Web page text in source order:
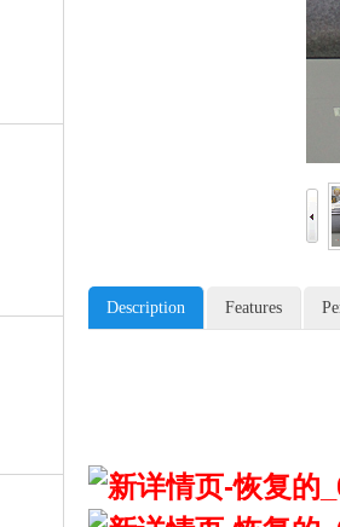
Description Features